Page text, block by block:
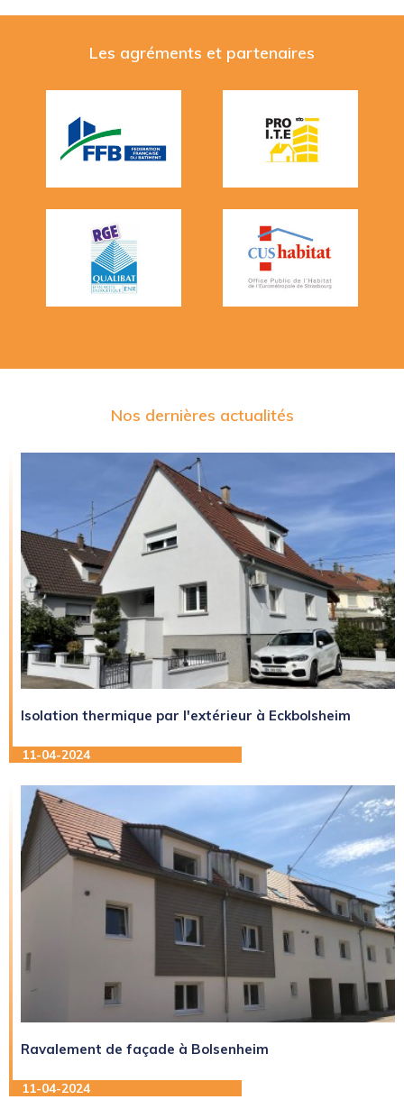
Les agréments et partenaires
Nos dernières actualités
Isolation thermique par l'extérieur à Eckbolsheim
11-04-2024
Ravalement de façade à Bolsenheim
11-04-2024